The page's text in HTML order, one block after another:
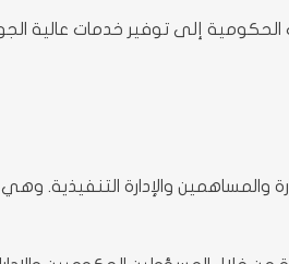
إلى توفير خدمات عالية
والمساهمين والإدارة التنفيذية.